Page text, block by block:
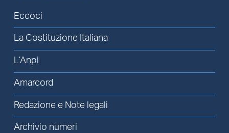
Eccoci
La Costituzione Italiana
L’Anpi
Amarcord
Redazione e Note legali
Archivio numeri